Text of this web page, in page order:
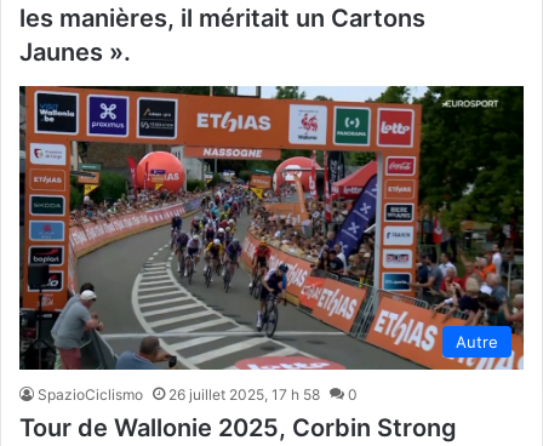
les manières, il méritait un Cartons
Jaunes ».
Autre
SpazioCiclismo 26 juillet 2025, 17 h 58 0
Tour de Wallonie 2025, Corbin Strong